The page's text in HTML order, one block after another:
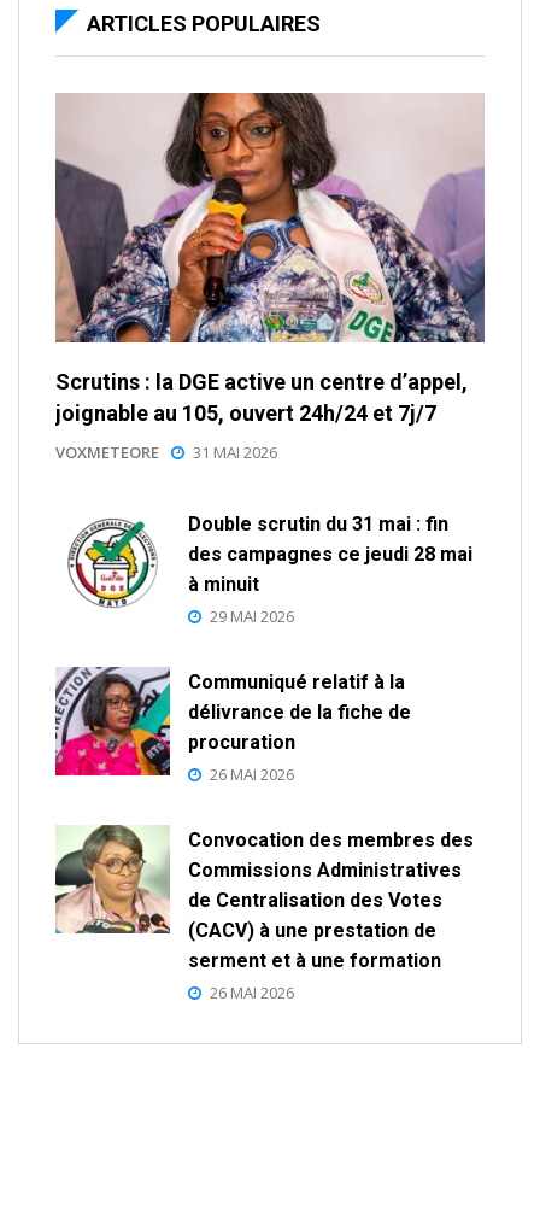
ARTICLES POPULAIRES
Scrutins : la DGE active un centre d’appel,
joignable au 105, ouvert 24h/24 et 7j/7
VOXMETEORE 31 MAI 2026
Double scrutin du 31 mai : fin
des campagnes ce jeudi 28 mai
à minuit
29 MAI 2026
Communiqué relatif à la
délivrance de la fiche de
procuration
26 MAI 2026
Convocation des membres des
Commissions Administratives
de Centralisation des Votes
(CACV) à une prestation de
serment et à une formation
26 MAI 2026